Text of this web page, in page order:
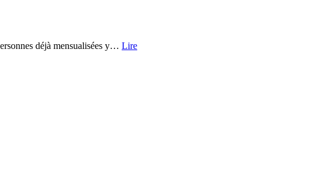
déjà mensualisées y… Lire